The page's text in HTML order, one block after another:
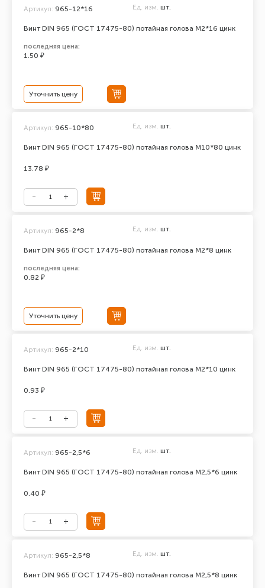
Винт DIN 965 (ГОСТ 17475-80) потайная голова М2*16 цинк
Артикул: 965-12*16 Ед. изм. шт.
последняя цена:
1.50 ₽
Уточнить цену
Винт DIN 965 (ГОСТ 17475-80) потайная голова М10*80 цинк
Артикул: 965-10*80 Ед. изм. шт.
13.78 ₽
Винт DIN 965 (ГОСТ 17475-80) потайная голова М2*8 цинк
Артикул: 965-2*8 Ед. изм. шт.
последняя цена:
0.82 ₽
Уточнить цену
Винт DIN 965 (ГОСТ 17475-80) потайная голова М2*10 цинк
Артикул: 965-2*10 Ед. изм. шт.
0.93 ₽
Винт DIN 965 (ГОСТ 17475-80) потайная голова М2,5*6 цинк
Артикул: 965-2,5*6 Ед. изм. шт.
0.40 ₽
Винт DIN 965 (ГОСТ 17475-80) потайная голова М2,5*8 цинк
Артикул: 965-2,5*8 Ед. изм. шт.